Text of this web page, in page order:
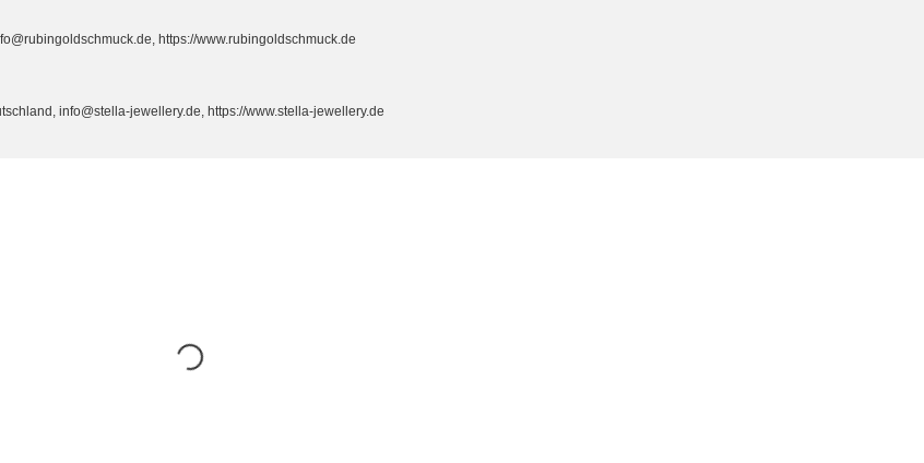
https://www.rubingoldschmuck.de
info@stella-jewellery.de, https://www.stella-jewellery.de